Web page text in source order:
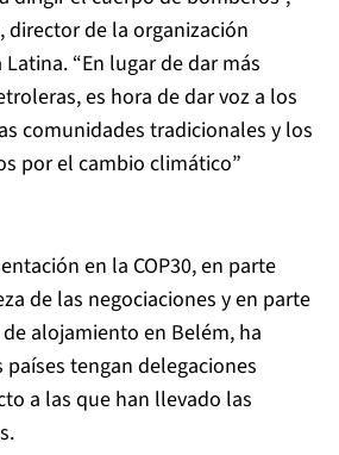
director de la organización
“En lugar de dar más
es hora de dar voz a los
comunidades tradicionales y los
por el cambio climático”
en la COP30, en parte
de las negociaciones y en parte
alojamiento en Belém, ha
tengan delegaciones
a las que han llevado las